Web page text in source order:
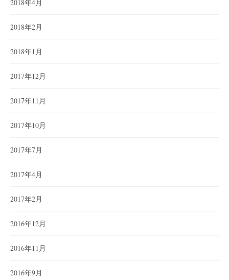
2018年4月
2018年2月
2018年1月
2017年12月
2017年11月
2017年10月
2017年7月
2017年4月
2017年2月
2016年12月
2016年11月
2016年9月